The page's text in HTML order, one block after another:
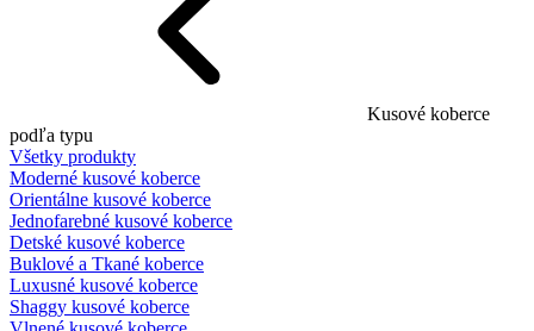
Kusové koberce
podľa typu
Všetky produkty
Moderné kusové koberce
Orientálne kusové koberce
Jednofarebné kusové koberce
Detské kusové koberce
Buklové a Tkané koberce
Luxusné kusové koberce
Shaggy kusové koberce